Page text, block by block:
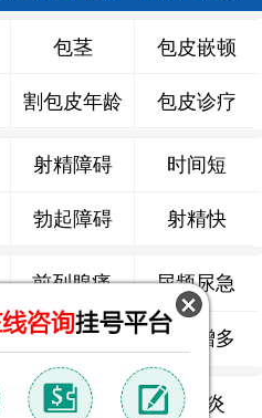
包茎
割包皮年龄
包皮嵌顿
包皮诊疗
射精障碍
勃起障碍
时间短
射精快
前列腺痛 尿频尿急
排尿不畅 夜尿增多
睾丸炎 尿道炎